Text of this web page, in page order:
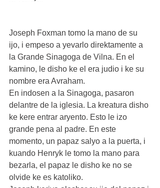
Joseph Foxman tomo la mano de su
ijo, i empeso a yevarlo direktamente a
la Grande Sinagoga de Vilna. En el
kamino, le disho ke el era judio i ke su
nombre era Avraham.
En indosen a la Sinagoga, pasaron
delantre de la iglesia. La kreatura disho
ke kere entrar aryento. Esto le izo
grande pena al padre. En este
momento, un papaz salyo a la puerta, i
kuando Henryk le tomo la mano para
bezarla, el papaz le disho ke no se
olvide ke es katoliko.